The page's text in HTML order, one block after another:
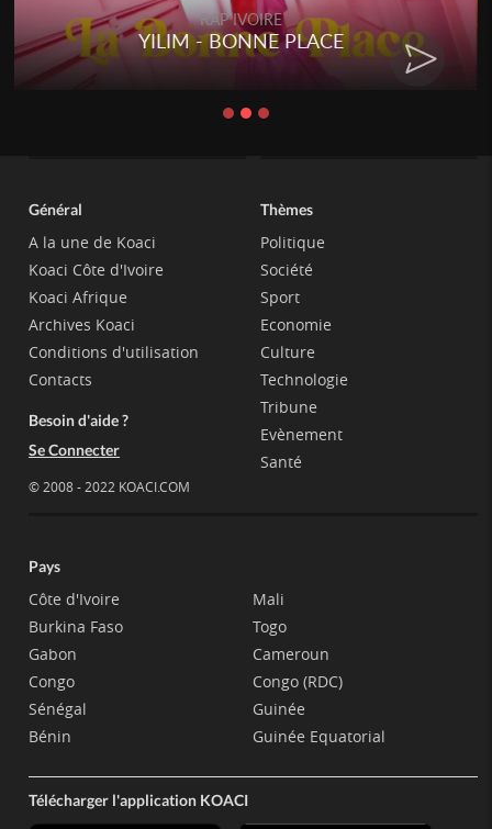
RAP IVOIRE
YILIM - BONNE PLACE
Général
A la une de Koaci
Koaci Côte d'Ivoire
Koaci Afrique
Archives Koaci
Conditions d'utilisation
Contacts
Besoin d'aide ?
Se Connecter
© 2008 - 2022 KOACI.COM
Thèmes
Politique
Société
Sport
Economie
Culture
Technologie
Tribune
Evènement
Santé
Pays
Côte d'Ivoire
Burkina Faso
Gabon
Congo
Sénégal
Bénin
Mali
Togo
Cameroun
Congo (RDC)
Guinée
Guinée Equatorial
Télécharger l'application KOACI